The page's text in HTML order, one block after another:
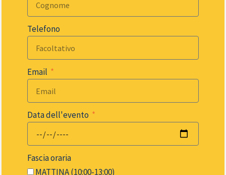
Telefono
Email
Data dell'evento
Fascia oraria
MATTINA (10:00-13:00)